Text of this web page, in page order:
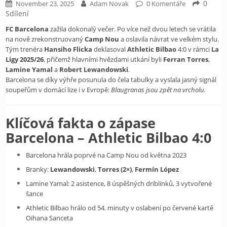
Payment
Nákupní
košík
Objednat
Europe
CONMEBOL
Other
Teams
Retro
Dámské
November 23, 2025 Adam Novak 0 Komentáře
0
Sdílení
FC Barcelona zažila dokonalý večer. Po více než dvou letech se vrátila
na nově zrekonstruovanýCamp Nou a oslavila návrat ve velkém stylu.
Tým trenéra Hansiho Flicka deklasovalAthletic Bilbao4:0 v rámci La
Ligy 2025/26, přičemž hlavními hvězdami utkání byli Ferran Torres,
Lamine Yamal a Robert Lewandowski.
Barcelona se díky výhře posunula do čela tabulky a vyslala jasný signál
soupeřům v domácí lize i v Evropě:Blaugranas jsou zpět na vrcholu.
Klíčová fakta o zápase
Barcelona – Athletic Bilbao 4:0
Barcelona hrála poprvé na Camp Nou od května 2023
Branky: Lewandowski,Torres (2×), Fermín López
Lamine Yamal: 2 asistence, 8 úspěšných driblinků, 3 vytvořené
šance
Athletic Bilbao hrálo od 54. minuty v oslabení po červené kartě
Oihana Sanceta